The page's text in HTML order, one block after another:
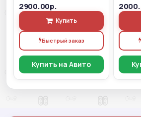
2900.00р.
Купить
Быстрый заказ
Купить на Авито